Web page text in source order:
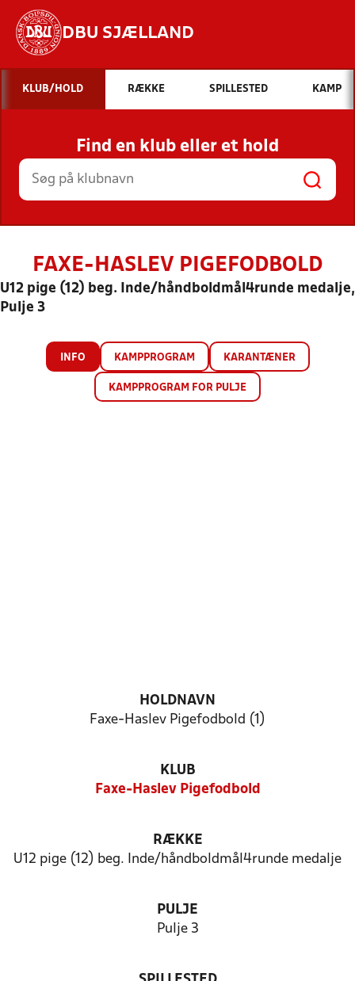
DBU SJÆLLAND
Hvad vil du søge efter?
INDHOLD OG NYHEDER
STILLINGER, RESULTATER, KLUBBER OG
HOLD
KLUB/HOLD RÆKKE SPILLESTED KAMP
Find en klub eller et hold
FAXE-HASLEV PIGEFODBOLD
U12 pige (12) beg. Inde/håndboldmål4runde medalje,
Pulje 3
INFO KAMPPROGRAM KARANTÆNER
KAMPPROGRAM FOR PULJE
HOLDNAVN
Faxe-Haslev Pigefodbold (1)
KLUB
Faxe-Haslev Pigefodbold
RÆKKE
U12 pige (12) beg. Inde/håndboldmål4runde medalje
PULJE
Pulje 3